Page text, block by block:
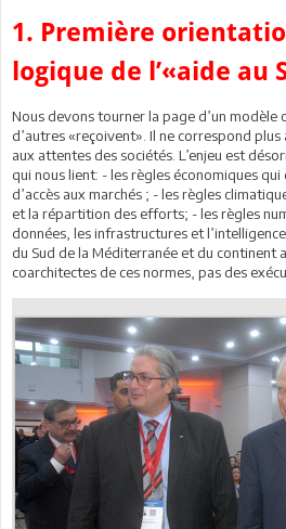
1. Première
logique de l’«aide au
Nous devons tourner la page d’un modèle
d’autres «reçoivent». Il ne correspond
aux attentes des sociétés. L’enjeu est
qui nous lient: - les règles économiques
d’accès aux marchés ; - les règles
et la répartition des efforts; - les règles
données, les infrastructures et
du Sud de la Méditerranée et du continent
coarchitectes de ces normes, pas des